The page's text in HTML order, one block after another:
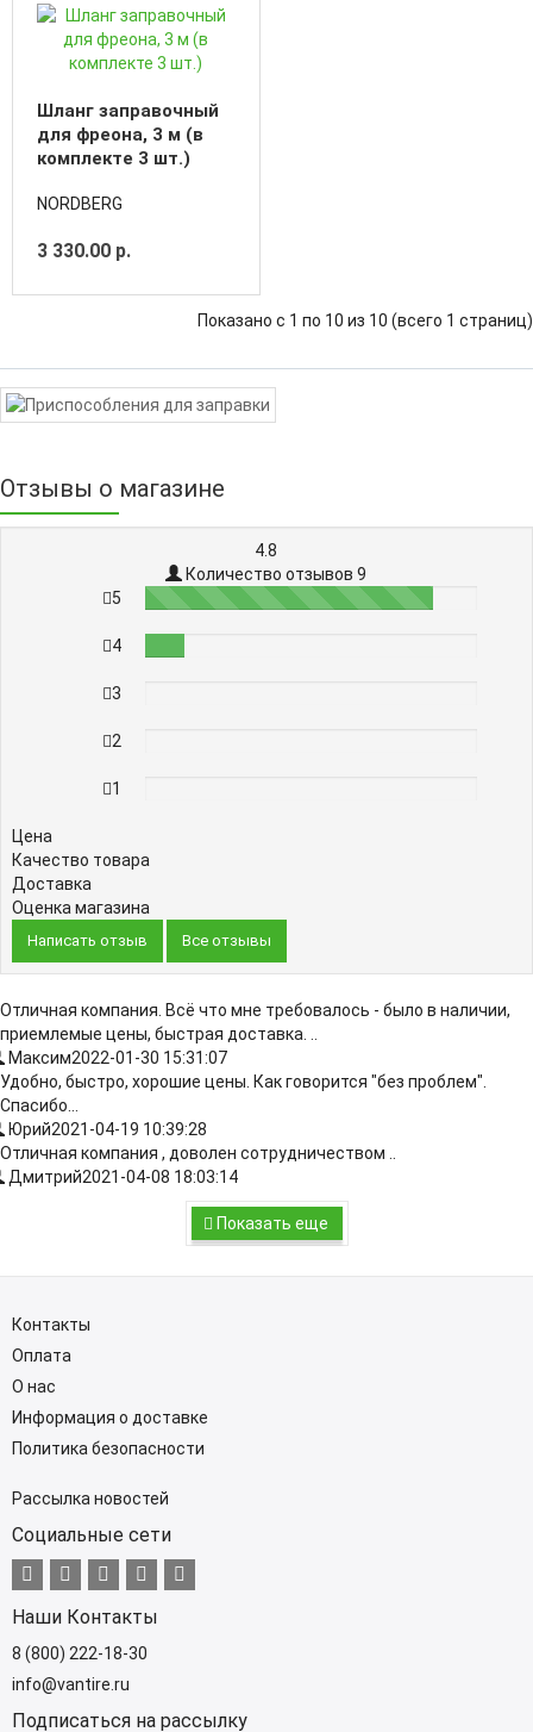
Шланг заправочный
для фреона, 3 м (в
комплекте 3 шт.)
NORDBERG
3 330.00 р.
Показано с 1 по 10 из 10 (всего 1 страниц)
Отзывы о магазине
4.8
Количество отзывов 9
5
87%
4
3
2
1
Цена
Качество товара
Доставка
Оценка магазина
Написать отзыв Все отзывы
Отличная компания. Всё что мне требовалось - было в наличии,
приемлемые цены, быстрая доставка. ..
Максим2022-01-30 15:31:07
Удобно, быстро, хорошие цены. Как говорится "без проблем".
Спасибо...
Юрий2021-04-19 10:39:28
Отличная компания , доволен сотрудничеством ..
Дмитрий2021-04-08 18:03:14
Показать еще
Контакты
Оплата
О нас
Информация о доставке
Политика безопасности
Рассылка новостей
Социальные сети
Наши Контакты
8 (800) 222-18-30
info@vantire.ru
Подписаться на рассылку